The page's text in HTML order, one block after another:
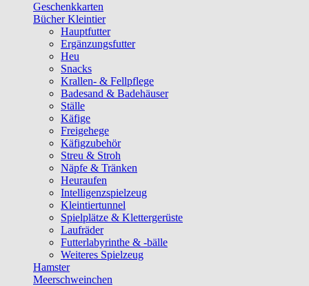
Geschenkkarten
Bücher Kleintier
Hauptfutter
Ergänzungsfutter
Heu
Snacks
Krallen- & Fellpflege
Badesand & Badehäuser
Ställe
Käfige
Freigehege
Käfigzubehör
Streu & Stroh
Näpfe & Tränken
Heuraufen
Intelligenzspielzeug
Kleintiertunnel
Spielplätze & Klettergerüste
Laufräder
Futterlabyrinthe & -bälle
Weiteres Spielzeug
Hamster
Meerschweinchen